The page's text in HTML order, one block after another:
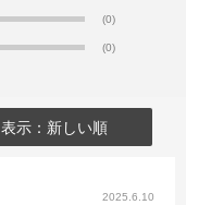
(0)
(0)
表示：新しい順
2025.6.10